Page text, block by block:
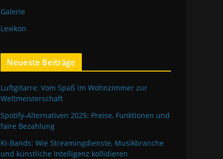
Galerie
Lexikon
Neueste Beiträge
Luftgitarre: Vom Spaß im Wohnzimmer zur
Weltmeisterschaft
Spotify-Alternativen 2025: Preise, Funktionen und
faire Bezahlung
KI-Bands: Wie Streamingdienste, Musikbranche
und künstliche Intelligenz kollidieren